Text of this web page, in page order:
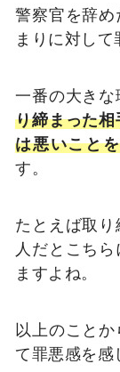
警察官を辞
まりに対して
一番の大き
り締まった
は悪いこと
す。
たとえば取り
人だとこち
ますよね。
以上のこと
て罪悪感を感